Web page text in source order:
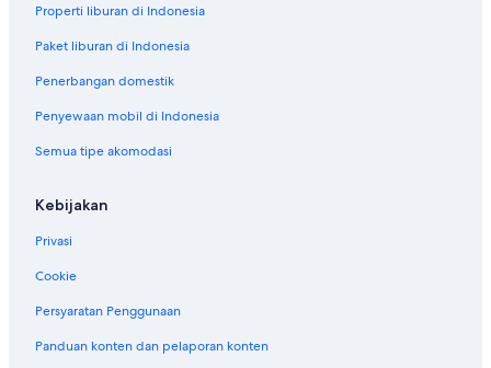
Properti liburan di Indonesia
Paket liburan di Indonesia
Penerbangan domestik
Penyewaan mobil di Indonesia
Semua tipe akomodasi
Kebijakan
Privasi
Cookie
Persyaratan Penggunaan
Panduan konten dan pelaporan konten